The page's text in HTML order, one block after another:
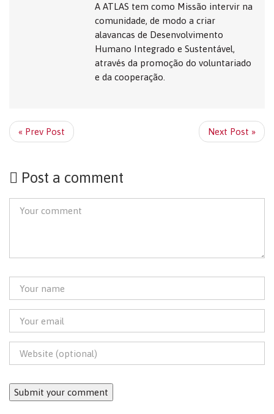
A ATLAS tem como Missão intervir na
comunidade, de modo a criar
alavancas de Desenvolvimento
Humano Integrado e Sustentável,
através da promoção do voluntariado
e da cooperação.
« Prev Post Next Post »
Post a comment